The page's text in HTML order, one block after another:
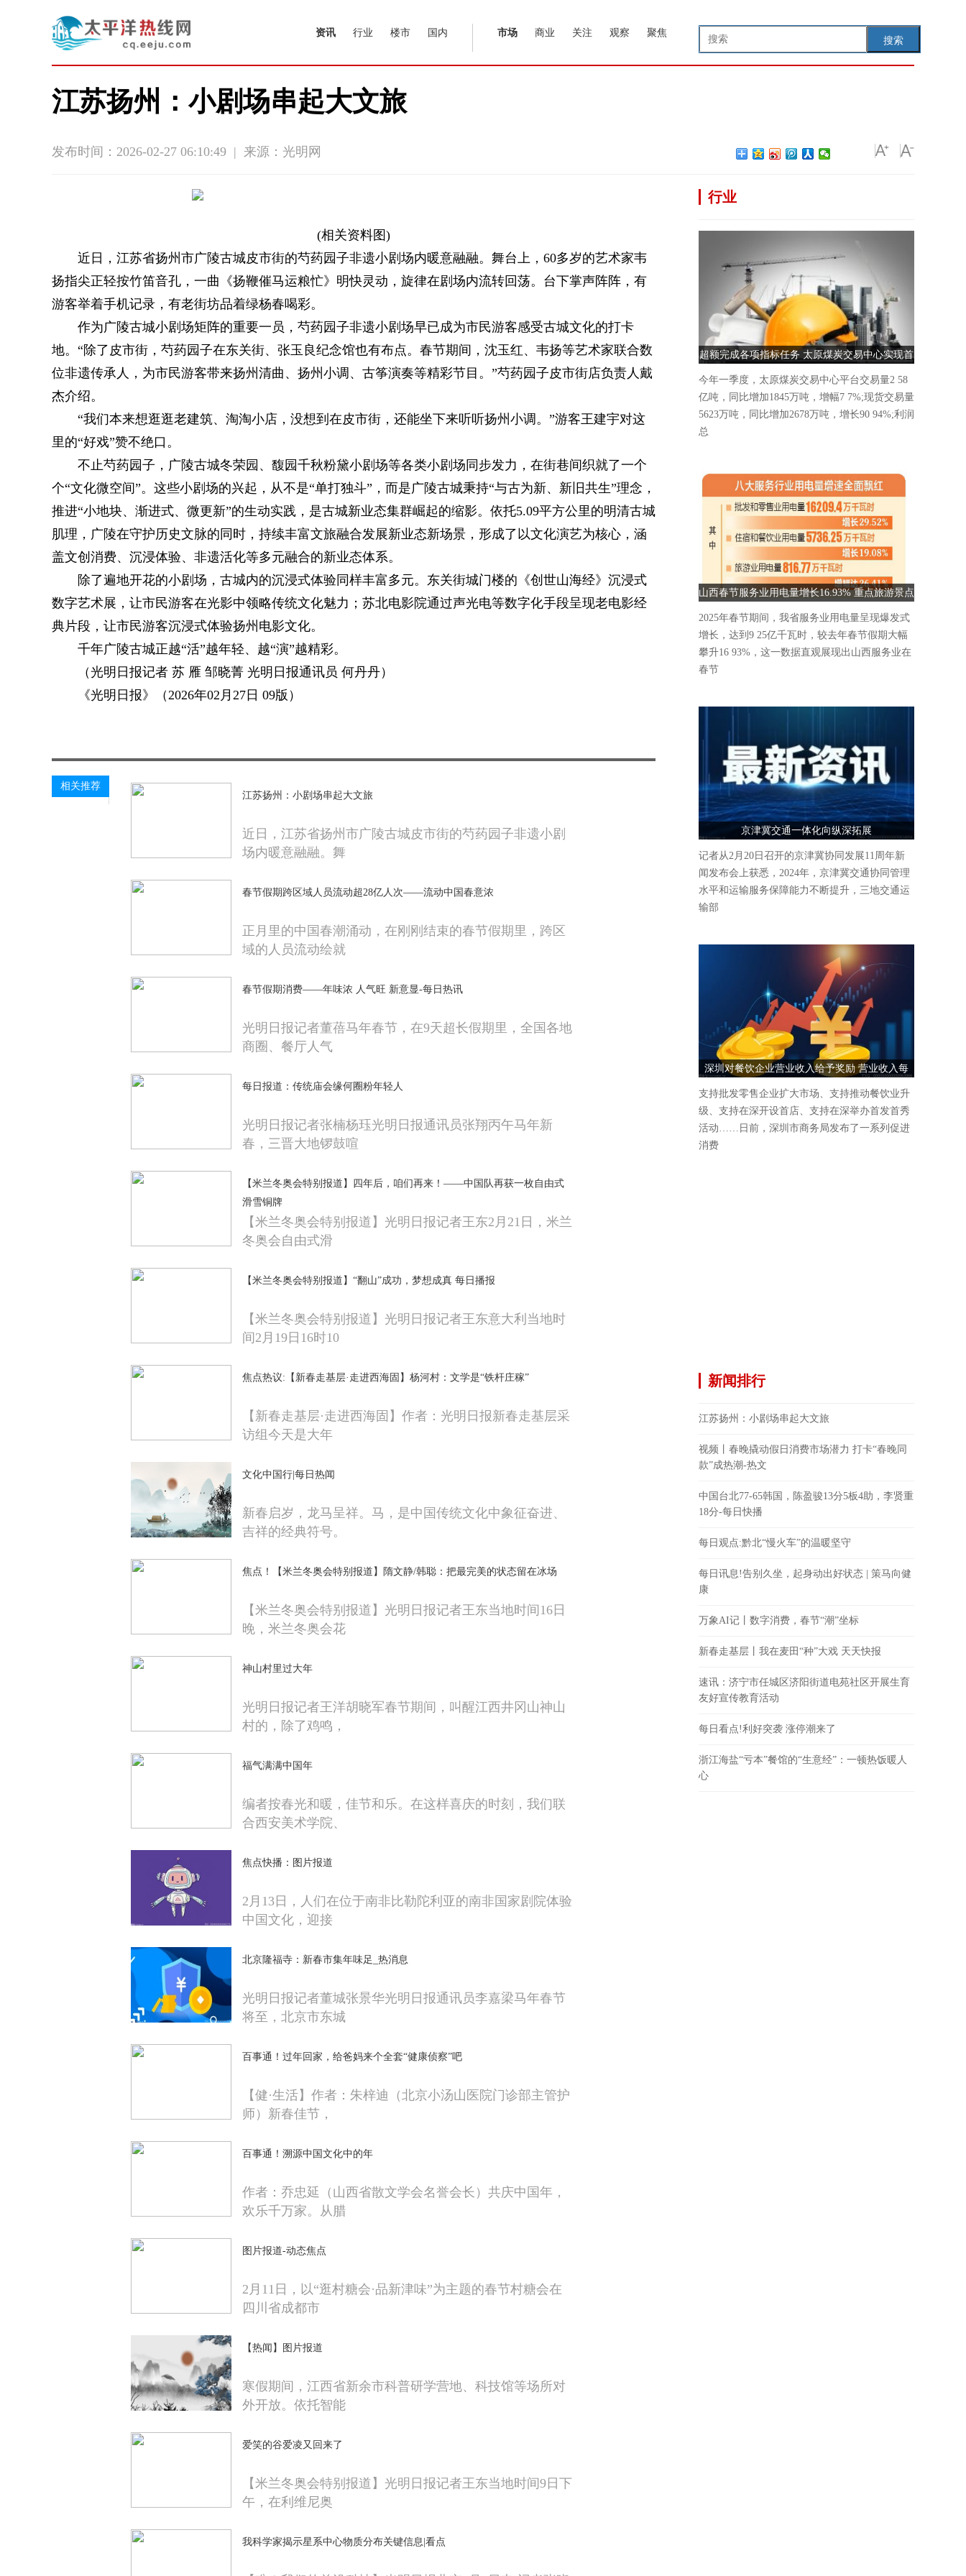
搜索
资讯 行业 楼市 国内 市场 商业 关注 观察 聚焦
江苏扬州：小剧场串起大文旅
发布时间：2026-02-27 06:10:49 | 来源：光明网
(相关资料图)
近日，江苏省扬州市广陵古城皮市街的芍药园子非遗小剧场内暖意融融。舞台上，60多岁的艺术家韦
扬指尖正轻按竹笛音孔，一曲《扬鞭催马运粮忙》明快灵动，旋律在剧场内流转回荡。台下掌声阵阵，有
游客举着手机记录，有老街坊品着绿杨春喝彩。
作为广陵古城小剧场矩阵的重要一员，芍药园子非遗小剧场早已成为市民游客感受古城文化的打卡
地。“除了皮市街，芍药园子在东关街、张玉良纪念馆也有布点。春节期间，沈玉红、韦扬等艺术家联合数
位非遗传承人，为市民游客带来扬州清曲、扬州小调、古筝演奏等精彩节目。”芍药园子皮市街店负责人戴
杰介绍。
“我们本来想逛逛老建筑、淘淘小店，没想到在皮市街，还能坐下来听听扬州小调。”游客王建宇对这
里的“好戏”赞不绝口。
不止芍药园子，广陵古城冬荣园、馥园千秋粉黛小剧场等各类小剧场同步发力，在街巷间织就了一个
个“文化微空间”。这些小剧场的兴起，从不是“单打独斗”，而是广陵古城秉持“与古为新、新旧共生”理念，
推进“小地块、渐进式、微更新”的生动实践，是古城新业态集群崛起的缩影。依托5.09平方公里的明清古城
肌理，广陵在守护历史文脉的同时，持续丰富文旅融合发展新业态新场景，形成了以文化演艺为核心，涵
盖文创消费、沉浸体验、非遗活化等多元融合的新业态体系。
除了遍地开花的小剧场，古城内的沉浸式体验同样丰富多元。东关街城门楼的《创世山海经》沉浸式
数字艺术展，让市民游客在光影中领略传统文化魅力；苏北电影院通过声光电等数字化手段呈现老电影经
典片段，让市民游客沉浸式体验扬州电影文化。
千年广陵古城正越“活”越年轻、越“演”越精彩。
（光明日报记者 苏 雁 邹晓菁 光明日报通讯员 何丹丹）
《光明日报》（2026年02月27日 09版）
相关推荐
江苏扬州：小剧场串起大文旅
近日，江苏省扬州市广陵古城皮市街的芍药园子非遗小剧
场内暖意融融。舞
春节假期跨区域人员流动超28亿人次——流动中国春意浓
正月里的中国春潮涌动，在刚刚结束的春节假期里，跨区
域的人员流动绘就
春节假期消费——年味浓 人气旺 新意显-每日热讯
光明日报记者董蓓马年春节，在9天超长假期里，全国各地
商圈、餐厅人气
每日报道：传统庙会缘何圈粉年轻人
光明日报记者张楠杨珏光明日报通讯员张翔丙午马年新
春，三晋大地锣鼓喧
【米兰冬奥会特别报道】四年后，咱们再来！——中国队再获一枚自由式
滑雪铜牌
【米兰冬奥会特别报道】光明日报记者王东2月21日，米兰
冬奥会自由式滑
【米兰冬奥会特别报道】“翻山”成功，梦想成真 每日播报
【米兰冬奥会特别报道】光明日报记者王东意大利当地时
间2月19日16时10
焦点热议:【新春走基层·走进西海固】杨河村：文学是“铁杆庄稼”
【新春走基层·走进西海固】作者：光明日报新春走基层采
访组今天是大年
文化中国行|每日热闻
新春启岁，龙马呈祥。马，是中国传统文化中象征奋进、
吉祥的经典符号。
焦点！【米兰冬奥会特别报道】隋文静/韩聪：把最完美的状态留在冰场
【米兰冬奥会特别报道】光明日报记者王东当地时间16日
晚，米兰冬奥会花
神山村里过大年
光明日报记者王洋胡晓军春节期间，叫醒江西井冈山神山
村的，除了鸡鸣，
福气满满中国年
编者按春光和暖，佳节和乐。在这样喜庆的时刻，我们联
合西安美术学院、
焦点快播：图片报道
2月13日，人们在位于南非比勒陀利亚的南非国家剧院体验
中国文化，迎接
北京隆福寺：新春市集年味足_热消息
光明日报记者董城张景华光明日报通讯员李嘉梁马年春节
将至，北京市东城
百事通！过年回家，给爸妈来个全套“健康侦察”吧
【健·生活】作者：朱梓迪（北京小汤山医院门诊部主管护
师）新春佳节，
百事通！溯源中国文化中的年
作者：乔忠延（山西省散文学会名誉会长）共庆中国年，
欢乐千万家。从腊
图片报道-动态焦点
2月11日，以“逛村糖会·品新津味”为主题的春节村糖会在
四川省成都市
【热闻】图片报道
寒假期间，江西省新余市科普研学营地、科技馆等场所对
外开放。依托智能
爱笑的谷爱凌又回来了
【米兰冬奥会特别报道】光明日报记者王东当地时间9日下
午，在利维尼奥
我科学家揭示星系中心物质分布关键信息|看点
行业
超额完成各项指标任务 太原煤炭交易中心实现首
季“开门红”
今年一季度，太原煤炭交易中心平台交易量2 58
亿吨，同比增加1845万吨，增幅7 7%;现货交易量
5623万吨，同比增加2678万吨，增长90 94%;利润
总
山西春节服务业用电量增长16.93% 重点旅游景点
人气爆棚
2025年春节期间，我省服务业用电量呈现爆发式
增长，达到9 25亿千瓦时，较去年春节假期大幅
攀升16 93%，这一数据直观展现出山西服务业在
春节
京津冀交通一体化向纵深拓展
记者从2月20日召开的京津冀协同发展11周年新
闻发布会上获悉，2024年，京津冀交通协同管理
水平和运输服务保障能力不断提升，三地交通运
输部
深圳对餐饮企业营业收入给予奖励 营业收入每
1000万元奖励5万元
支持批发零售企业扩大市场、支持推动餐饮业升
级、支持在深开设首店、支持在深举办首发首秀
活动……日前，深圳市商务局发布了一系列促进
消费
新闻排行
江苏扬州：小剧场串起大文旅
视频丨春晚撬动假日消费市场潜力 打卡“春晚同
款”成热潮-热文
中国台北77-65韩国，陈盈骏13分5板4助，李贤重
18分-每日快播
每日观点:黔北“慢火车”的温暖坚守
每日讯息!告别久坐，起身动出好状态 | 策马向健
康
万象AI记丨数字消费，春节“潮”坐标
新春走基层丨我在麦田“种”大戏 天天快报
速讯：济宁市任城区济阳街道电苑社区开展生育
友好宣传教育活动
每日看点!利好突袭 涨停潮来了
浙江海盐“亏本”餐馆的“生意经”：一顿热饭暖人
心